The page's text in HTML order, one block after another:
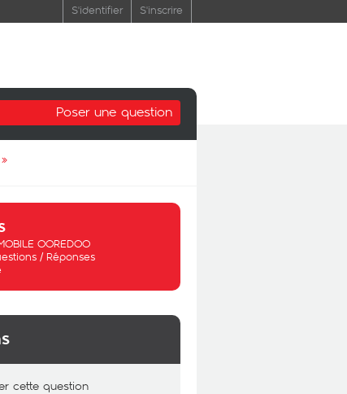
S'identifier S'inscrire
Poser une question
»
OOREDOO
/ Réponses
cette question